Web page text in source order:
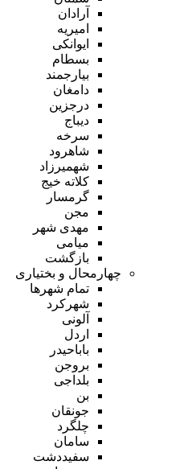
آرادان
امیریه
ایوانکی
بسطام
بیارجمند
دامغان
درجزین
دیباج
سرخه
شاهرود
شهمیرزاد
کلاته خیج
گرمسار
مجن
مهدی شهر
میامی
بازگشت
چهارمحال و بختیاری
تمام شهر‌ها
شهرکرد
آلونی
اردل
باباحیدر
بروجن
بلداجی
بن
جونقان
چلگرد
سامان
سفیددشت